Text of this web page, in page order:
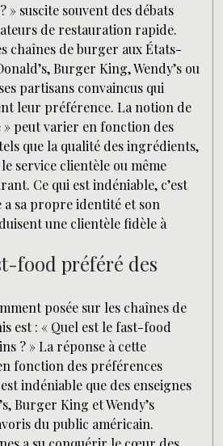
» suscite souvent des débats
de restauration rapide.
chaînes de burger aux États-
Burger King, Wendy’s ou
partisans convaincus qui
leur préférence. La notion de
» peut varier en fonction des
que la qualité des ingrédients,
service clientèle ou même
Ce qui est indéniable, c’est
a sa propre identité et son
une clientèle fidèle à
food préféré des
posée sur les chaînes de
est : « Quel est le fast-food
? » La réponse à cette
fonction des préférences
indéniable que des enseignes
Burger King et Wendy’s
du public américain.